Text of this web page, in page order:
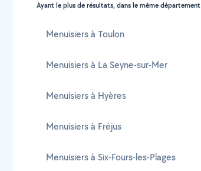
Ayant le plus de résultats, dans le même département
Menuisiers à Toulon
Menuisiers à La Seyne-sur-Mer
Menuisiers à Hyères
Menuisiers à Fréjus
Menuisiers à Six-Fours-les-Plages